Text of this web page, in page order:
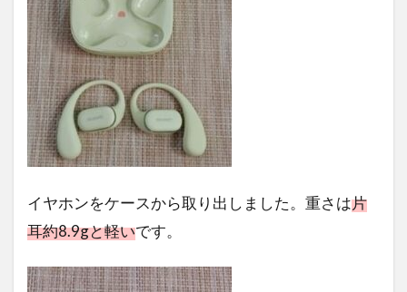
イヤホンをケースから取り出しました。重さは片
耳約8.9gと軽いです。